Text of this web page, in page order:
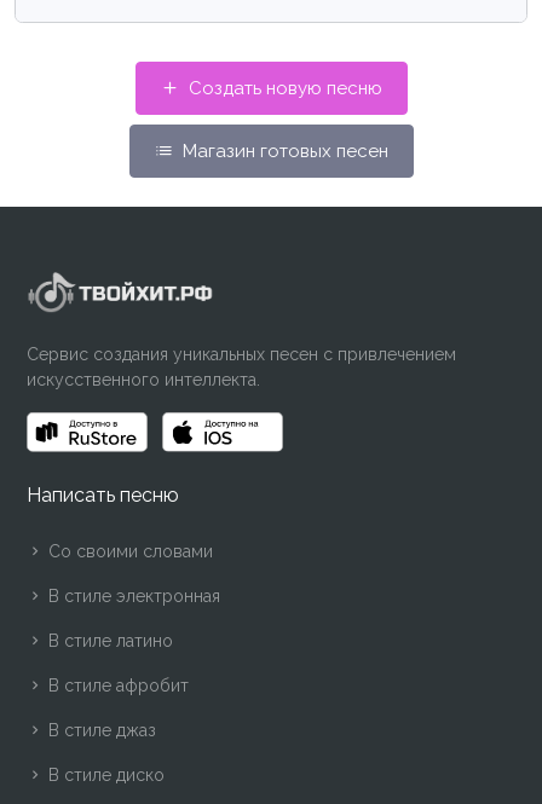
Создать новую песню
Магазин готовых песен
Сервис создания уникальных песен с привлечением
искусственного интеллекта.
Написать песню
Со своими словами
В стиле электронная
В стиле латино
В стиле афробит
В стиле джаз
В стиле диско